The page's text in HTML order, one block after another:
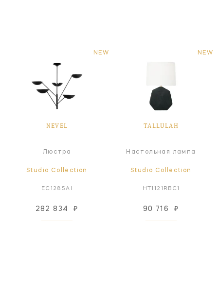
NEW
NEVEL
Люстра
Studio Collection
EC1285AI
282 834 ₽
NEW
TALLULAH
Настольная лампа
Studio Collection
HT1121RBC1
90 716 ₽